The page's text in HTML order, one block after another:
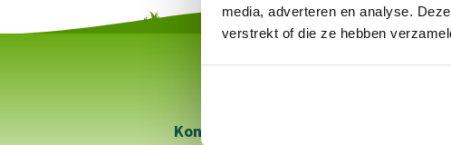
media, adverteren en analyse.
verstrekt of die ze hebben
Kontakt